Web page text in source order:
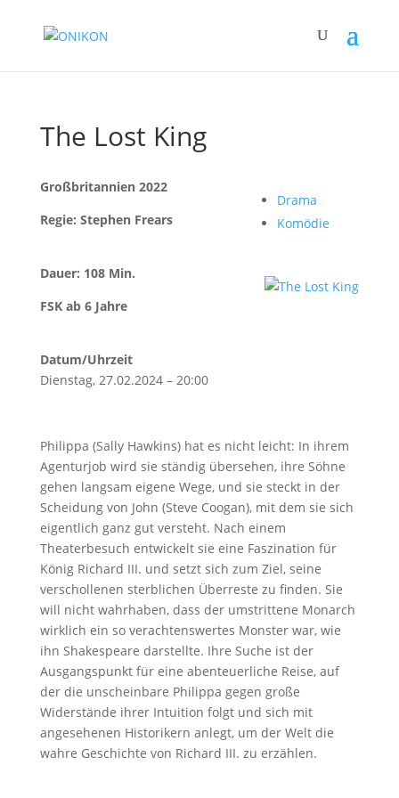
The Lost King
Drama
Komödie
Großbritannien 2022
Regie: Stephen Frears
Dauer: 108 Min.
FSK ab 6 Jahre
Datum/Uhrzeit
Dienstag, 27.02.2024 – 20:00
Philippa (Sally Hawkins) hat es nicht leicht: In ihrem
Agenturjob wird sie ständig übersehen, ihre Söhne
gehen langsam eigene Wege, und sie steckt in der
Scheidung von John (Steve Coogan), mit dem sie sich
eigentlich ganz gut versteht. Nach einem
Theaterbesuch entwickelt sie eine Faszination für
König Richard III. und setzt sich zum Ziel, seine
verschollenen sterblichen Überreste zu finden. Sie
will nicht wahrhaben, dass der umstrittene Monarch
wirklich ein so verachtenswertes Monster war, wie
ihn Shakespeare darstellte. Ihre Suche ist der
Ausgangspunkt für eine abenteuerliche Reise, auf
der die unscheinbare Philippa gegen große
Widerstände ihrer Intuition folgt und sich mit
angesehenen Historikern anlegt, um der Welt die
wahre Geschichte von Richard III. zu erzählen.